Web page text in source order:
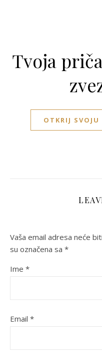
Tvoja
OTKRIJ
Vaša email adresa neće
su označena sa *
Ime *
Email *